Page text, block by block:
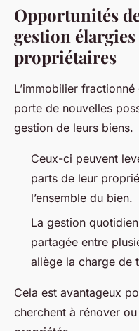
Opportunités
gestion
propriétaires
L’immobilier
porte de nouvelles
gestion de leurs biens.
Ceux-ci peuvent
parts de leur
l’ensemble du bien.
La gestion
partagée entre
allège la charge de
Cela est avantageux
cherchent à rénover